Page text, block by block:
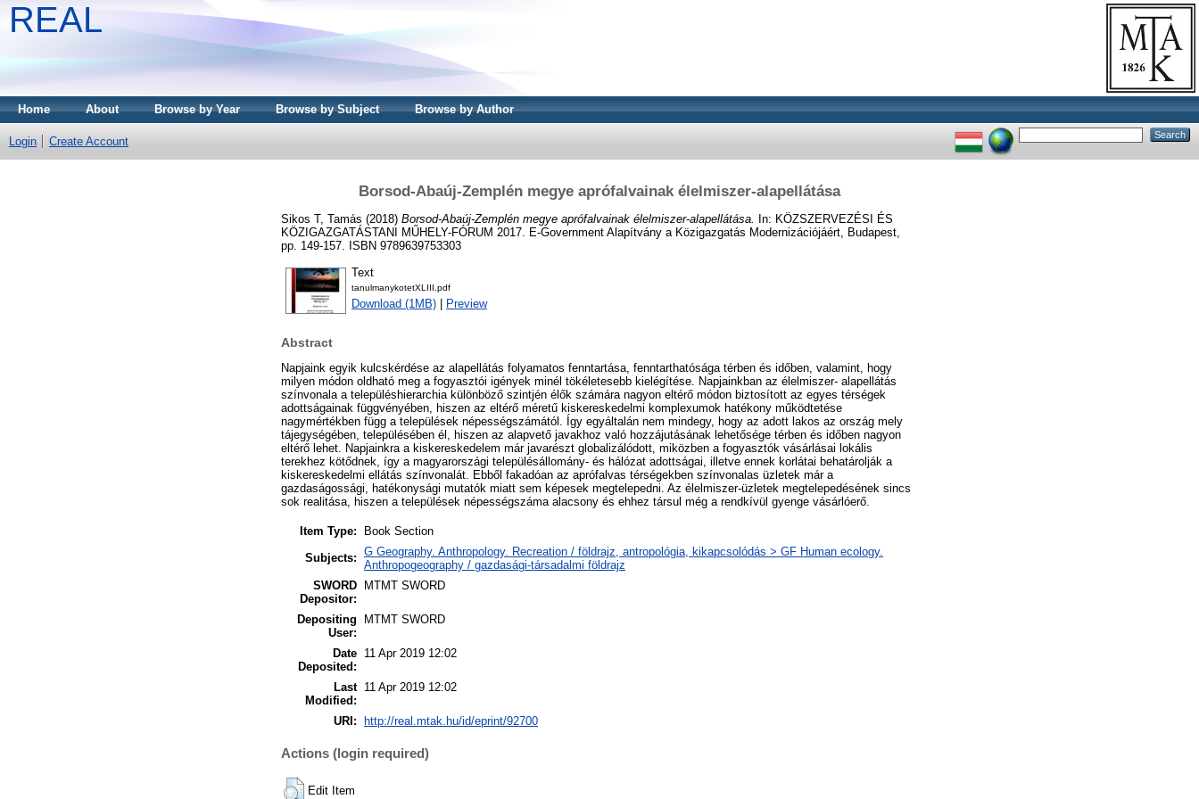
REAL
Home About Browse by Year Browse by Subject Browse by Author
Login Create Account
Borsod-Abaúj-Zemplén megye aprófalvainak élelmiszer-alapellátása
Sikos T, Tamás (2018) Borsod-Abaúj-Zemplén megye aprófalvainak élelmiszer-alapellátása. In: KÖZSZERVEZÉSI ÉS
KÖZIGAZGATÁSTANI MŰHELY-FÓRUM 2017. E-Government Alapítvány a Közigazgatás Modernizációjáért, Budapest,
pp. 149-157. ISBN 9789639753303
Text
tanulmanykotetXLIII.pdf
Download (1MB) Preview
Abstract
Napjaink egyik kulcskérdése az alapellátás folyamatos fenntartása, fenntarthatósága térben és időben, valamint, hogy
milyen módon oldható meg a fogyasztói igények minél tökéletesebb kielégítése. Napjainkban az élelmiszer- alapellátás
színvonala a településhierarchia különböző szintjén élők számára nagyon eltérő módon biztosított az egyes térségek
adottságainak függvényében, hiszen az eltérő méretű kiskereskedelmi komplexumok hatékony működtetése
nagymértékben függ a települések népességszámától. Így egyáltalán nem mindegy, hogy az adott lakos az ország mely
tájegységében, településében él, hiszen az alapvető javakhoz való hozzájutásának lehetősége térben és időben nagyon
eltérő lehet. Napjainkra a kiskereskedelem már javarészt globalizálódott, miközben a fogyasztók vásárlásai lokális
terekhez kötődnek, így a magyarországi településállomány- és hálózat adottságai, illetve ennek korlátai behatárolják a
kiskereskedelmi ellátás színvonalát. Ebből fakadóan az aprófalvas térségekben színvonalas üzletek már a
gazdaságossági, hatékonysági mutatók miatt sem képesek megtelepedni. Az élelmiszer-üzletek megtelepedésének sincs
sok realitása, hiszen a települések népességszáma alacsony és ehhez társul még a rendkívül gyenge vásárlóerő.
Item Type:
Book Section
Subjects: G Geography. Anthropology. Recreation / földrajz, antropológia, kikapcsolódás > GF Human ecology.
Anthropogeography / gazdasági-társadalmi földrajz
SWORD
Depositor:
MTMT SWORD
Depositing
User:
MTMT SWORD
Date
Deposited:
11 Apr 2019 12:02
Last
Modified:
11 Apr 2019 12:02
URI: http://real.mtak.hu/id/eprint/92700
Actions (login required)
Edit Item